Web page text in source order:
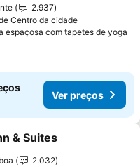
2.937
Centro da cidade
espaçosa com tapetes de yoga
Ver preços
aos favoritos
& Suites
2.032